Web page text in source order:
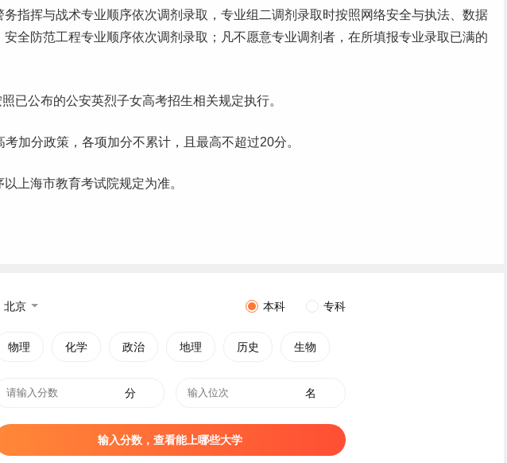
指挥与战术专业顺序依次调剂录取，专业组二调剂录取时按照网络安全与执法、数据
全防范工程专业顺序依次调剂录取；凡不愿意专业调剂者，在所填报专业录取已满的
已公布的公安英烈子女高考招生相关规定执行。
加分政策，各项加分不累计，且最高不超过20分。
上海市教育考试院规定为准。
北京 本科 专科
物理 化学 政治 地理 历史 生物
分 名
输入分数，查看能上哪些大学